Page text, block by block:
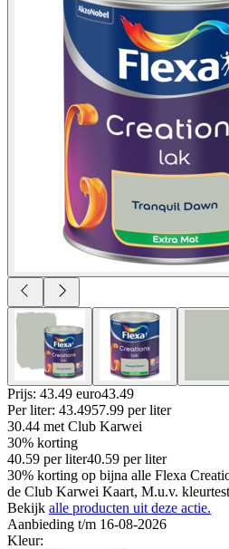
Prijs: 43.49 euro43.49
Per liter: 43.4957.99 per liter
30.44 met Club Karwei
30% korting
40.59 per liter40.59 per liter
30% korting op bijna alle Flexa
de Club Karwei Kaart, M.u.v.
Bekijk alle producten uit deze actie.
Aanbieding t/m 16-08-2026
Kleur: